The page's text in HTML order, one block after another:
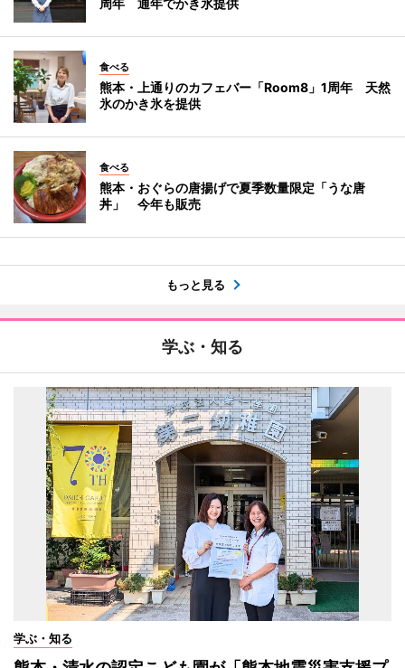
周年 通年でかき氷提供
食べる
熊本・上通りのカフェバー「Room8」1周年 天然
氷のかき氷を提供
食べる
熊本・おぐらの唐揚げで夏季数量限定「うな唐
丼」 今年も販売
もっと見る
学ぶ・知る
学ぶ・知る